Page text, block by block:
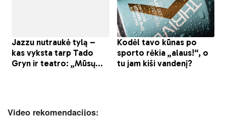
Video rekomendacijos: